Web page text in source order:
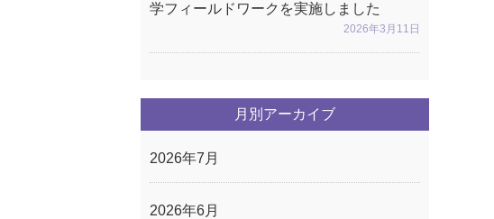
2026年3月11日
学フィールドワークを実施しました
月別アーカイブ
2026年7月
2026年6月